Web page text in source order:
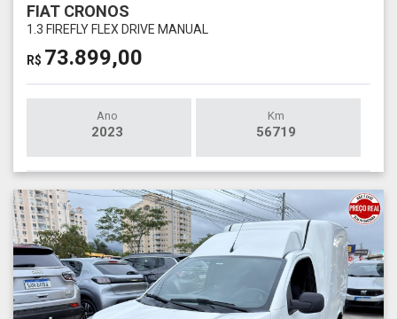
FIAT CRONOS
1.3 FIREFLY FLEX DRIVE MANUAL
R$ 73.899,00
Ano
2023
Km
56719